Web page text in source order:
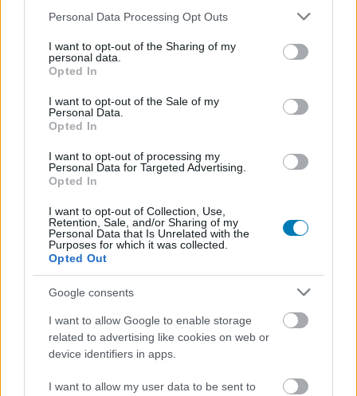
Please note that this website/app uses one or more Google
not limited to your visit or usage behaviour. You may click to
grant or deny consent to Google and its third-party tags to
use your data for below specified purposes in below Google
consent section.
Personal Data Processing Opt Outs
I want to opt-out of the Sharing of my
personal data.
Opted In
I want to opt-out of the Sale of my
Personal Data.
Opted In
I want to opt-out of processing my
Personal Data for Targeted Advertising.
Opted In
I want to opt-out of Collection, Use,
Retention, Sale, and/or Sharing of my
Personal Data that Is Unrelated with the
Purposes for which it was collected.
Opted Out
Google consents
I want to allow Google to enable storage
related to advertising like cookies on web or
device identifiers in apps.
I want to allow my user data to be sent to
Visions, a Tony Hawk's Pro
Skater 1+2 fejlesztője
A 2005 óta az Activision tulajdonában lévő
Vicarious Visions stúdiót most újabb